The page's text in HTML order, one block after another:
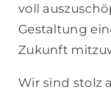
voll
Gestaltung
Zukunft
Wir sind stolz